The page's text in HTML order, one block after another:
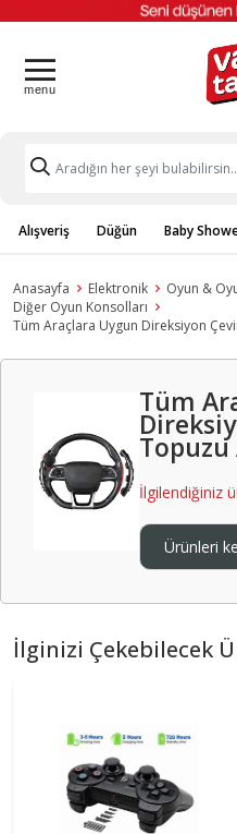
Alışveriş Düğün Baby
Anasayfa Elektronik
Oyun &
Diğer Oyun Konsolları
Tüm Araçlara Uygun Direksiyon
Tüm
Topuzu
İlgilendiğiniz
Ürünleri
İlginizi Çekebilecek